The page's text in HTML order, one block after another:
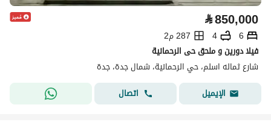
⃁850,000
6
4
287 م2
فيلا دورين و ملحق حى الرحمانية
شارع ثماله اسلم، حي الرحمانية، شمال جدة، جدة
الإيميل
اتصال